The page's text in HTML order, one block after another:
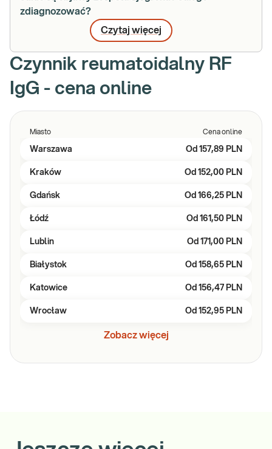
zdiagnozować?
Czytaj więcej
Czynnik reumatoidalny RF
IgG - cena online
Miasto Cena online
Warszawa Od 157,89 PLN
Kraków Od 152,00 PLN
Gdańsk Od 166,25 PLN
Łódź Od 161,50 PLN
Lublin Od 171,00 PLN
Białystok Od 158,65 PLN
Katowice Od 156,47 PLN
Wrocław Od 152,95 PLN
Zobacz więcej